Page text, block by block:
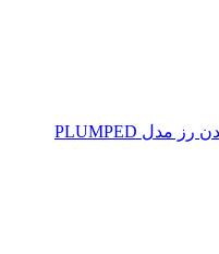
رژ لب مایع حجم دهنده براق گلدن رز مدل PLUMPED